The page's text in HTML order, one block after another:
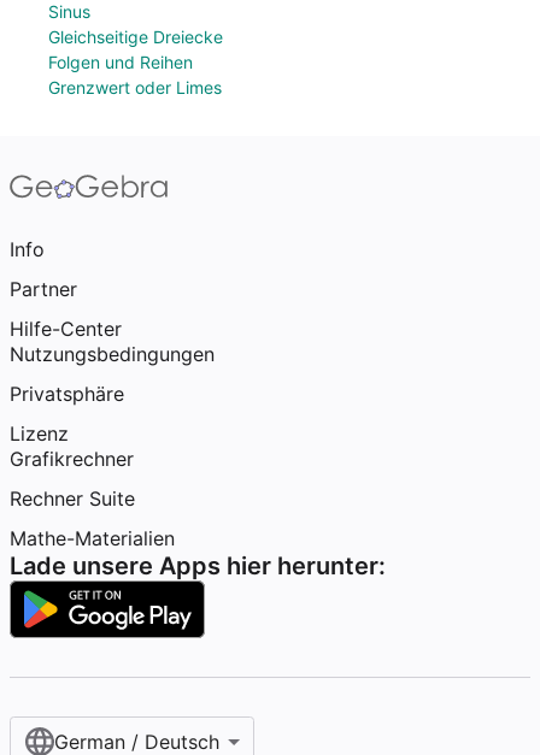
Sinus
Gleichseitige Dreiecke
Folgen und Reihen
Grenzwert oder Limes
Info
Partner
Hilfe-Center
Nutzungsbedingungen
Privatsphäre
Lizenz
Grafikrechner
Rechner Suite
Mathe-Materialien
Lade unsere Apps hier herunter:
German / Deutsch